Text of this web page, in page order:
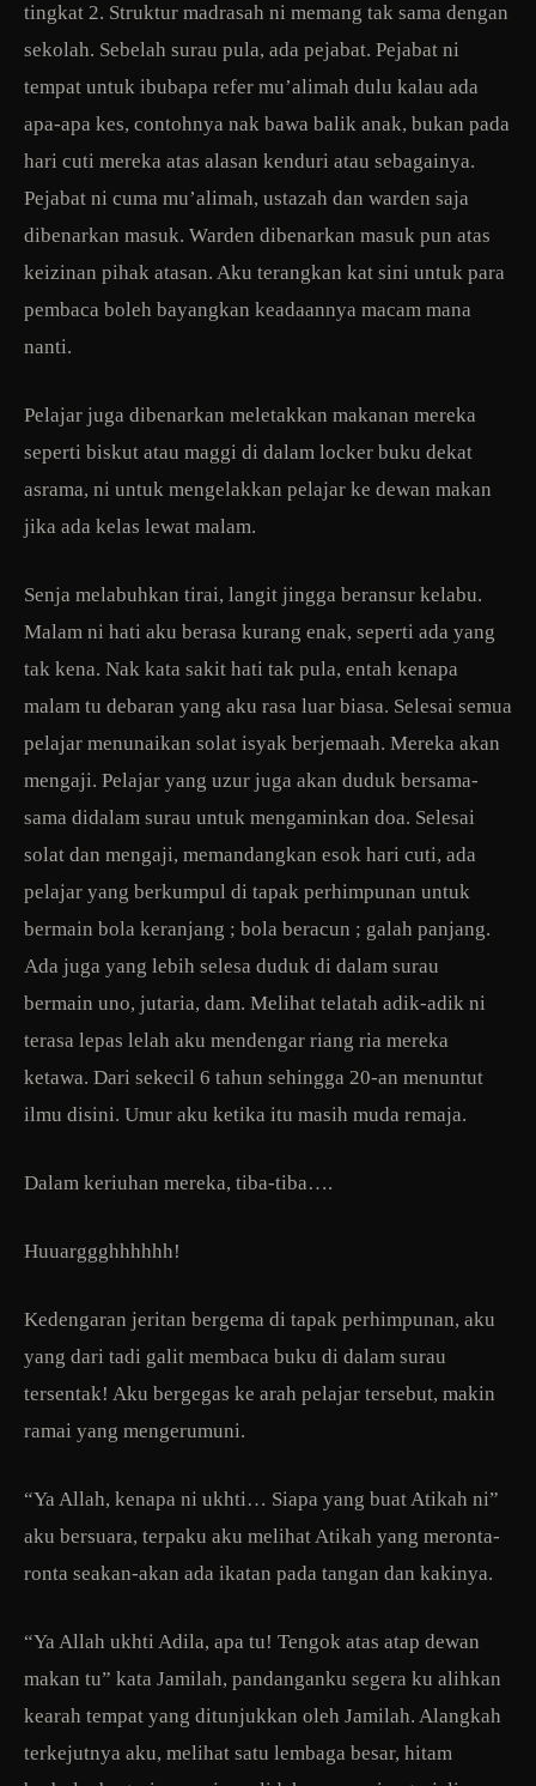
tingkat 2. Struktur madrasah ni memang tak sama dengan
sekolah. Sebelah surau pula, ada pejabat. Pejabat ni
tempat untuk ibubapa refer mu’alimah dulu kalau ada
apa-apa kes, contohnya nak bawa balik anak, bukan pada
hari cuti mereka atas alasan kenduri atau sebagainya.
Pejabat ni cuma mu’alimah, ustazah dan warden saja
dibenarkan masuk. Warden dibenarkan masuk pun atas
keizinan pihak atasan. Aku terangkan kat sini untuk para
pembaca boleh bayangkan keadaannya macam mana
nanti.
Pelajar juga dibenarkan meletakkan makanan mereka
seperti biskut atau maggi di dalam locker buku dekat
asrama, ni untuk mengelakkan pelajar ke dewan makan
jika ada kelas lewat malam.
Senja melabuhkan tirai, langit jingga beransur kelabu.
Malam ni hati aku berasa kurang enak, seperti ada yang
tak kena. Nak kata sakit hati tak pula, entah kenapa
malam tu debaran yang aku rasa luar biasa. Selesai semua
pelajar menunaikan solat isyak berjemaah. Mereka akan
mengaji. Pelajar yang uzur juga akan duduk bersama-
sama didalam surau untuk mengaminkan doa. Selesai
solat dan mengaji, memandangkan esok hari cuti, ada
pelajar yang berkumpul di tapak perhimpunan untuk
bermain bola keranjang ; bola beracun ; galah panjang.
Ada juga yang lebih selesa duduk di dalam surau
bermain uno, jutaria, dam. Melihat telatah adik-adik ni
terasa lepas lelah aku mendengar riang ria mereka
ketawa. Dari sekecil 6 tahun sehingga 20-an menuntut
ilmu disini. Umur aku ketika itu masih muda remaja.
Dalam keriuhan mereka, tiba-tiba….
Huuarggghhhhhh!
Kedengaran jeritan bergema di tapak perhimpunan, aku
yang dari tadi galit membaca buku di dalam surau
tersentak! Aku bergegas ke arah pelajar tersebut, makin
ramai yang mengerumuni.
“Ya Allah, kenapa ni ukhti… Siapa yang buat Atikah ni”
aku bersuara, terpaku aku melihat Atikah yang meronta-
ronta seakan-akan ada ikatan pada tangan dan kakinya.
“Ya Allah ukhti Adila, apa tu! Tengok atas atap dewan
makan tu” kata Jamilah, pandanganku segera ku alihkan
kearah tempat yang ditunjukkan oleh Jamilah. Alangkah
terkejutnya aku, melihat satu lembaga besar, hitam